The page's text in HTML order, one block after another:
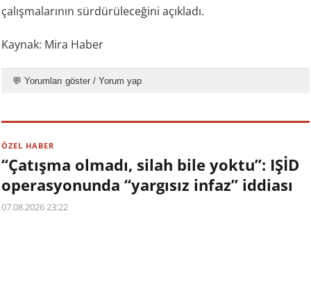
çalışmalarının sürdürüleceğini açıkladı.
Kaynak: Mira Haber
💬 Yorumları göster / Yorum yap
ÖZEL HABER
“Çatışma olmadı, silah bile yoktu”: IŞİD
operasyonunda “yargısız infaz” iddiası
07.08.2026 23:22